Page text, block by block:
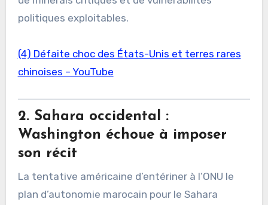
politiques exploitables.
(4) Défaite choc des États-Unis et terres rares
chinoises – YouTube
2. Sahara occidental :
Washington échoue à imposer
son récit
La tentative américaine d’entériner à l’ONU le
plan d’autonomie marocain pour le Sahara